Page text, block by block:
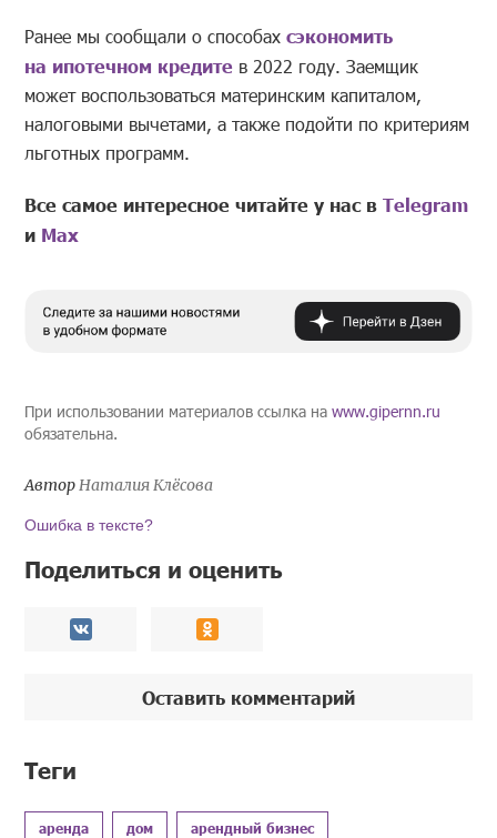
Ранее мы сообщали о способахсэкономить
на ипотечном кредите в 2022 году. Заемщик
может воспользоваться материнским капиталом,
налоговыми вычетами, а также подойти по критериям
льготных программ.
Все самое интересное читайте у нас вTelegram
и Mах
При использовании материалов ссылка наwww.gipernn.ru
обязательна.
АвторНаталия Клёсова
Ошибка в тексте?
Поделиться и оценить
Оставить комментарий
Теги
аренда дом арендный бизнес